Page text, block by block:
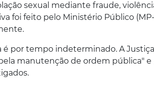
sexual mediante fraude,
foi feito pelo Ministério Público
é por tempo indeterminado. A
manutenção de ordem pública" e